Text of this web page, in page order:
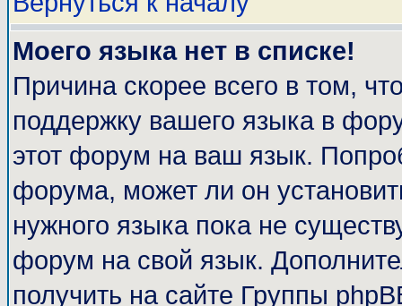
Моего языка нет в списке!
Причина скорее всего в том,
поддержку вашего языка в
этот форум на ваш язык.
форума, может ли он
нужного языка пока не
форум на свой язык.
получить на сайте Группы